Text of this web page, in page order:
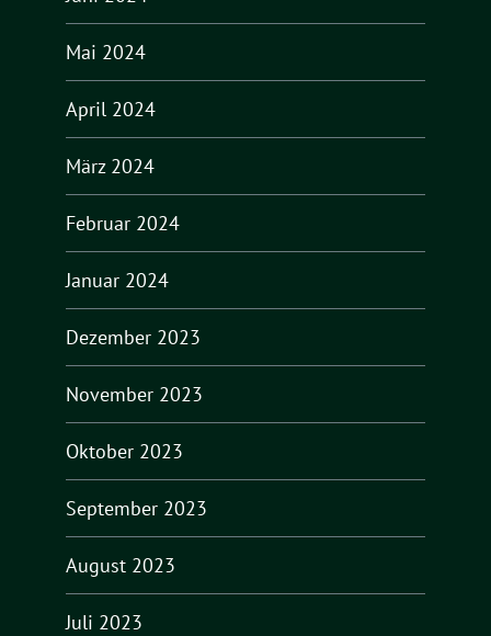
Mai 2024
April 2024
März 2024
Februar 2024
Januar 2024
Dezember 2023
November 2023
Oktober 2023
September 2023
August 2023
Juli 2023